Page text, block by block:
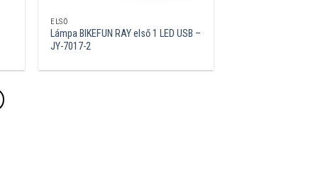
ELSŐ
Lámpa BIKEFUN RAY első 1 LED USB –
JY-7017-2